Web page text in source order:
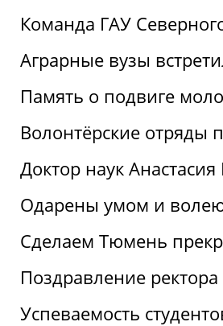
Команда ГАУ
Аграрные вузы
Память о подвиге
Волонтёрские
Доктор наук
Одарены умом и
Сделаем Тюмень
Поздравление
Успеваемость